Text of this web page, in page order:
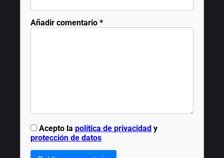
Añadir comentario *
Acepto lapolítica de privacidad y
protección de datos